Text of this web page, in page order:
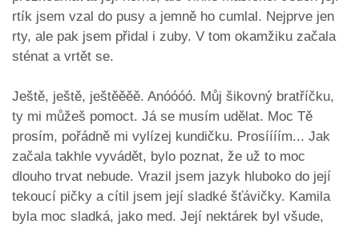
rtík jsem vzal do pusy a jemně ho cumlal. Nejprve jen
rty, ale pak jsem přidal i zuby. V tom okamžiku začala
sténat a vrtět se.
Ještě, ještě, ještěěěě. Anóóóó. Můj šikovný bratříčku,
ty mi můžeš pomoct. Já se musím udělat. Moc Tě
prosím, pořádně mi vylízej kundičku. Prosíííím... Jak
začala takhle vyvádět, bylo poznat, že už to moc
dlouho trvat nebude. Vrazil jsem jazyk hluboko do její
tekoucí pičky a cítil jsem její sladké šťávičky. Kamila
byla moc sladká, jako med. Její nektárek byl všude,